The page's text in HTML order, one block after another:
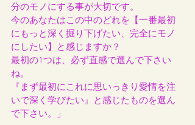
分のモノにする事が大切です。
今のあなたはこの中のどれを【一番最初
にもっと深く掘り下げたい、完全にモノ
にしたい】と感じますか？
最初の1つは、必ず直感で選んで下さい
ね。
『まず最初にこれに思いっきり愛情を注
いで深く学びたい』と感じたものを選ん
で下さい。」